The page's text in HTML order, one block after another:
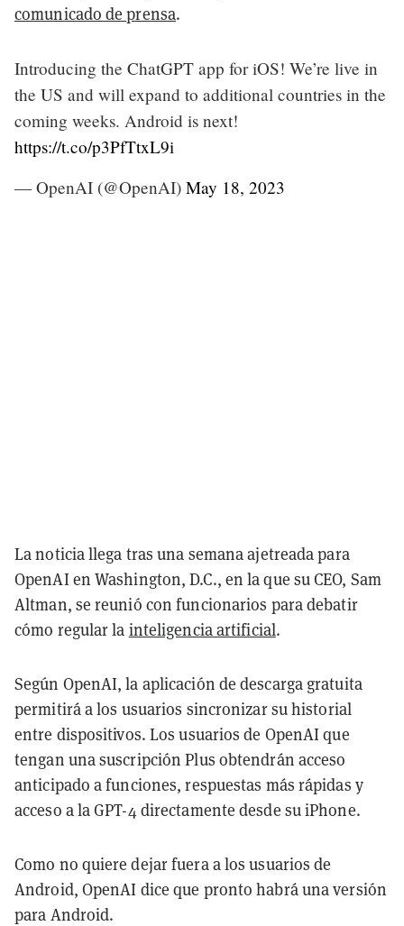
comunicado de prensa.
Introducing the ChatGPT app for iOS! We’re live in
the US and will expand to additional countries in the
coming weeks. Android is next!
https://t.co/p3PfTtxL9i
— OpenAI (@OpenAI) May 18, 2023
La noticia llega tras una semana ajetreada para
OpenAI en Washington, D.C., en la que su CEO, Sam
Altman, se reunió con funcionarios para debatir
cómo regular la inteligencia artificial.
Según OpenAI, la aplicación de descarga gratuita
permitirá a los usuarios sincronizar su historial
entre dispositivos. Los usuarios de OpenAI que
tengan una suscripción Plus obtendrán acceso
anticipado a funciones, respuestas más rápidas y
acceso a la GPT-4 directamente desde su iPhone.
Como no quiere dejar fuera a los usuarios de
Android, OpenAI dice que pronto habrá una versión
para Android.